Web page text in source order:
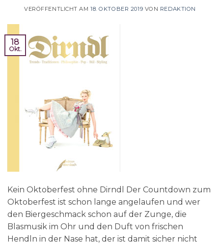
VERÖFFENTLICHT AM18. OKTOBER 2019 VON REDAKTION
18
Okt.
Kein Oktoberfest ohne Dirndl Der Countdown zum
Oktoberfest ist schon lange angelaufen und wer
den Biergeschmack schon auf der Zunge, die
Blasmusik im Ohr und den Duft von frischen
Hendln in der Nase hat, der ist damit sicher nicht